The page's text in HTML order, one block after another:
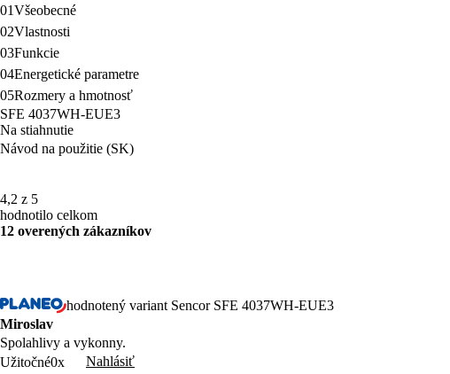
01Všeobecné
02Vlastnosti
03Funkcie
04Energetické parametre
05Rozmery a hmotnosť
SFE 4037WH-EUE3
Na stiahnutie
Návod na použitie (SK)
4,2 z 5
hodnotilo celkom
12 overených zákazníkov
hodnotený variant Sencor SFE 4037WH-EUE3
Miroslav
Spolahlivy a vykonny.
Užitočné0x
Nahlásiť